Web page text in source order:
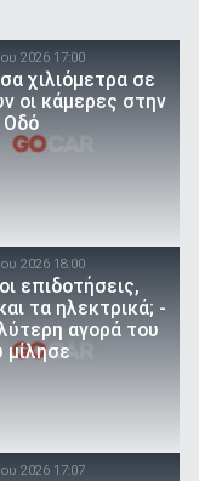
2026 17:00
χιλιόμετρα σε
οι κάμερες στην
Οδό
2026 18:00
επιδοτήσεις,
τα ηλεκτρικά; -
αγορά του
μίλησε
2026 17:07